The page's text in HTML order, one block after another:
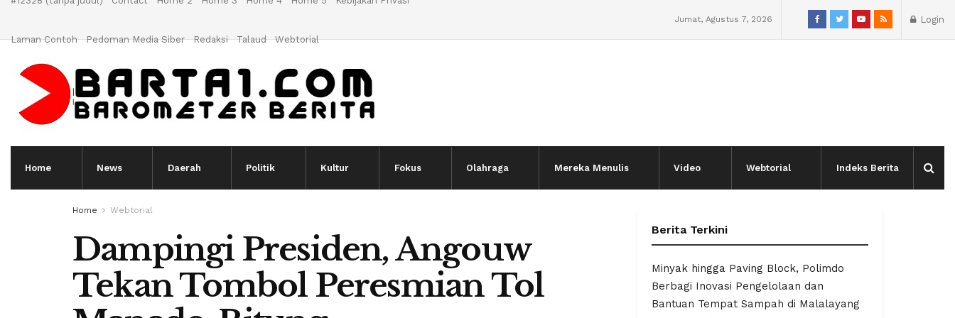
Laman Contoh Pedoman Media Siber Redaksi Talaud Webtorial
Jumat, Agustus 7, 2026 Login
Home News Daerah Politik Kultur Fokus Olahraga Mereka Menulis Video Webtorial Indeks Berita
Home Webtorial
Dampingi Presiden, Angouw
Tekan Tombol Peresmian Tol
Berita Terkini
Minyak hingga Paving Block, Polimdo
Berbagi Inovasi Pengelolaan dan
Bantuan Tempat Sampah di Malalayang